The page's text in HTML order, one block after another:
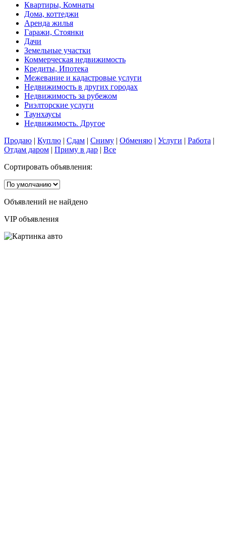
Квартиры, Комнаты
Дома, коттеджи
Аренда жилья
Гаражи, Стоянки
Дачи
Земельные участки
Коммерческая недвижимость
Кредиты, Ипотека
Межевание и кадастровые услуги
Недвижимость в других городах
Недвижимость за рубежом
Риэлторские услуги
Таунхаусы
Недвижимость. Другое
Продаю | Куплю | Сдам | Сниму | Обменяю | Услуги | Работа |
Отдам даром | Приму в дар | Все
Сортировать объявления:
Объявлений не найдено
VIP объявления